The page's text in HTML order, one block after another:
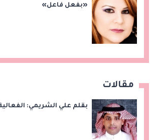
«بفعل فاعل»
مقالات
بقلم علي الشريمي: